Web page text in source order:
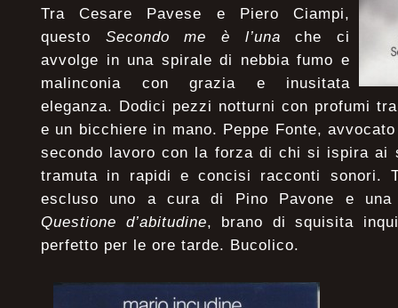
Tra Cesare Pavese e Piero Ciampi,
questo Secondo me è l’una che ci
avvolge in una spirale di nebbia fumo e
malinconia con grazia e inusitata
eleganza. Dodici pezzi notturni con profumi
e un bicchiere in mano. Peppe Fonte,
secondo lavoro con la forza di chi si ispira ai
tramuta in rapidi e concisi racconti sonori.
escluso uno a cura di Pino Pavone e una
Questione d’abitudine, brano di squisita
perfetto per le ore tarde. Bucolico.